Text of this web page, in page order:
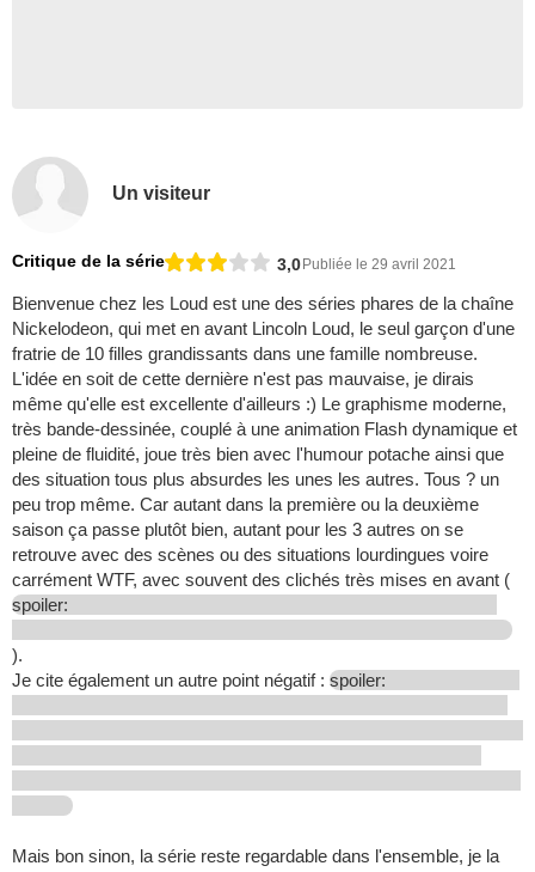
Un visiteur
Critique de la série 3,0 Publiée le 29 avril 2021
Bienvenue chez les Loud est une des séries phares de la chaîne
Nickelodeon, qui met en avant Lincoln Loud, le seul garçon d'une
fratrie de 10 filles grandissants dans une famille nombreuse.
L'idée en soit de cette dernière n'est pas mauvaise, je dirais
même qu'elle est excellente d'ailleurs :) Le graphisme moderne,
très bande-dessinée, couplé à une animation Flash dynamique et
pleine de fluidité, joue très bien avec l'humour potache ainsi que
des situation tous plus absurdes les unes les autres. Tous ? un
peu trop même. Car autant dans la première ou la deuxième
saison ça passe plutôt bien, autant pour les 3 autres on se
retrouve avec des scènes ou des situations lourdingues voire
carrément WTF, avec souvent des clichés très mises en avant (
spoiler:
).
Je cite également un autre point négatif : spoiler:
Mais bon sinon, la série reste regardable dans l'ensemble, je la